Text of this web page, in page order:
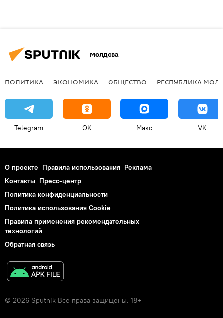
Молдова
ПОЛИТИКА ЭКОНОМИКА ОБЩЕСТВО РЕСПУБЛИКА
Telegram OK Макс VK
О проекте Правила использования Реклама
Контакты Пресс-центр
Политика конфиденциальности
Политика использования Cookie
Правила применения рекомендательных
технологий
Обратная связь
© 2026 Sputnik Все права защищены. 18+